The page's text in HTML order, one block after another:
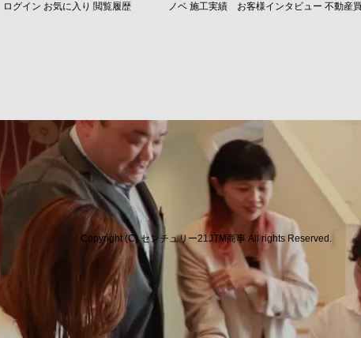
ログイン お気に入り 閲覧履歴
ノベ 施工実績
お客様インタビュー 不動産
Copyright (C) センチュリー21JTM商事 All rights Reserved.